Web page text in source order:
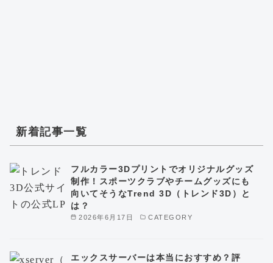
新着記事一覧
2026年6月17日 CATEGORY
フルカラー3Dプリントでオリジナルグッズ
制作！スポーツクラブやチームグッズにも
向いてそうなTrend 3D（トレンド3D）と
は？
エックスサーバーは本当におすすめ？評